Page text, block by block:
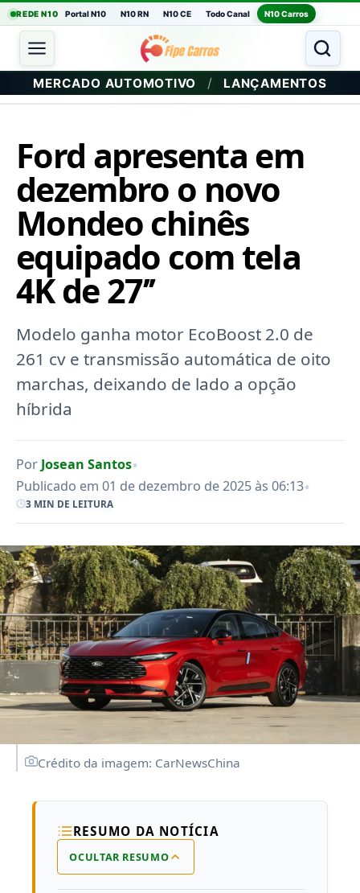
REDE N10 Portal N10 N10 RN N10 CE Todo Canal N10 Carros
MERCADO AUTOMOTIVO / LANÇAMENTOS
Ford apresenta em
dezembro o novo
Mondeo chinês
equipado com tela
4K de 27’’
Modelo ganha motor EcoBoost 2.0 de
261 cv e transmissão automática de oito
marchas, deixando de lado a opção
híbrida
Por Josean Santos•
Publicado em 01 de dezembro de 2025 às 06:13•
3 MIN DE LEITURA
Crédito da imagem: CarNewsChina
RESUMO DA NOTÍCIA
OCULTAR RESUMO